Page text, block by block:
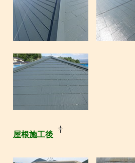
屋根施工後